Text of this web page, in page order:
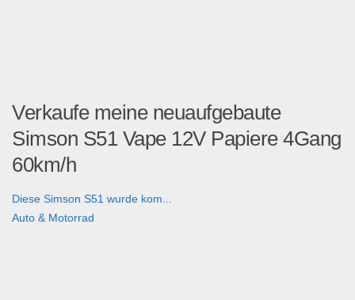
Verkaufe meine neuaufgebaute
Simson S51 Vape 12V Papiere 4Gang
60km/h
Diese Simson S51 wurde kom...
Auto & Motorrad